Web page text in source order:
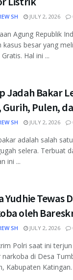
SH JULY 2, 2026
Agung Republik
kasus besar yang
Hal ini ...
Jadah Bakar
Gurih, Pulen,
SH JULY 2, 2026
adalah salah
selera. Terbuat
ini ...
Yudhie Tewas
oleh
SH JULY 2, 2026
Polri saat ini
narkoba di Desa
Kabupaten Katingan.